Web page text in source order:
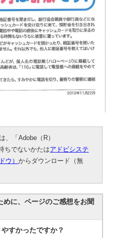
、「Adobe（R）
ちでないかたはアドビシステ
ウ）からダウンロード（無
めに、ページのご感想をお聞
すかったですか？